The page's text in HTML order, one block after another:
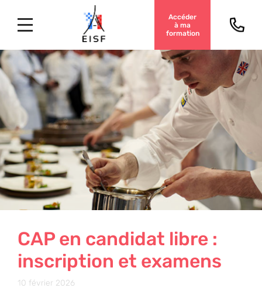
Accéder
à ma
formation
CAP en candidat libre :
inscription et examens
10 février 2026